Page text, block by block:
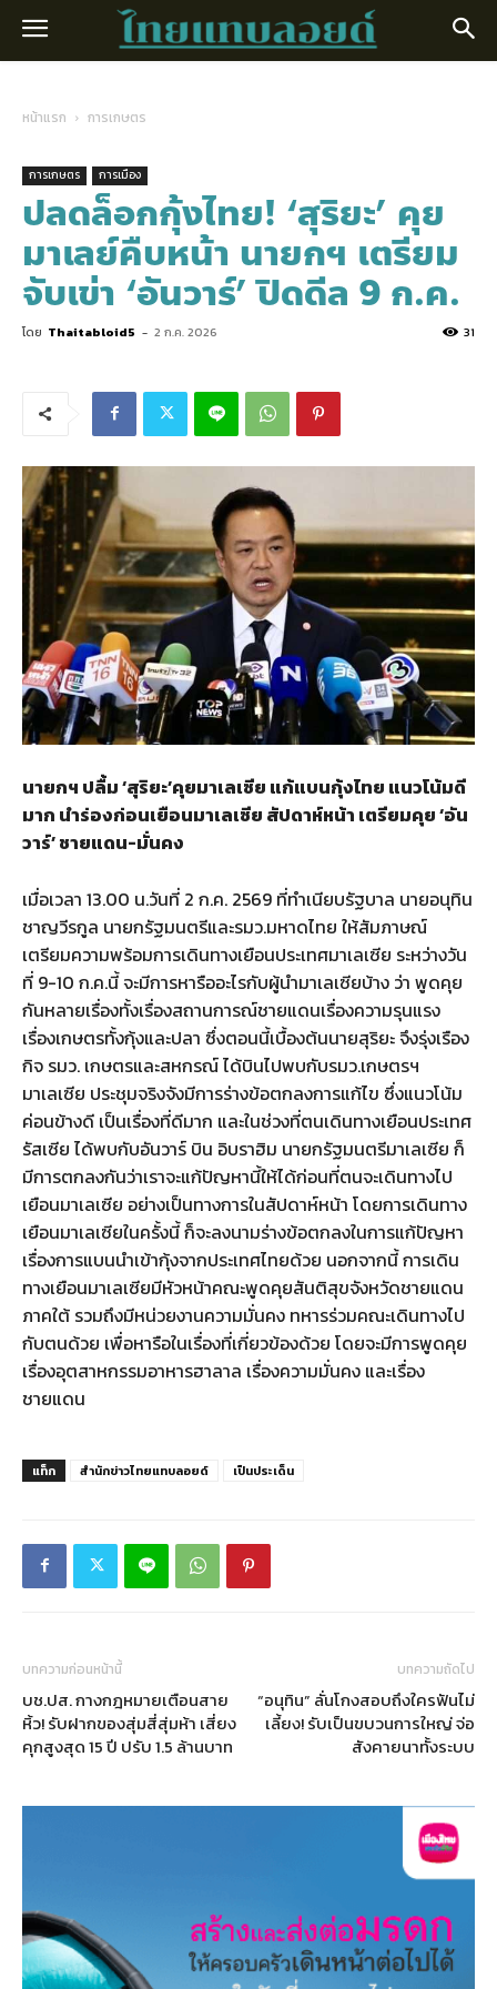
หน้าแรก การเกษตร
การเกษตร การเมือง
ปลดล็อกกุ้งไทย! ‘สุริยะ’ คุย
มาเลย์คืบหน้า นายกฯ เตรียม
จับเข่า ‘อันวาร์’ ปิดดีล 9 ก.ค.
โดย Thaitabloid5 - 2 ก.ค. 2026 31
นายกฯ ปลื้ม ‘สุริยะ’คุยมาเลเซีย แก้แบนกุ้งไทย แนวโน้มดี
มาก นำร่องก่อนเยือนมาเลเซีย สัปดาห์หน้า เตรียมคุย ‘อัน
วาร์’ ชายแดน-มั่นคง
เมื่อเวลา 13.00 น.วันที่ 2 ก.ค. 2569 ที่ทำเนียบรัฐบาล นายอนุทิน
ชาญวีรกูล นายกรัฐมนตรีและรมว.มหาดไทย ให้สัมภาษณ์
เตรียมความพร้อมการเดินทางเยือนประเทศมาเลเซีย ระหว่างวัน
ที่ 9-10 ก.ค.นี้ จะมีการหารืออะไรกับผู้นำมาเลเซียบ้าง ว่า พูดคุย
กันหลายเรื่องทั้งเรื่องสถานการณ์ชายแดนเรื่องความรุนแรง
เรื่องเกษตรทั้งกุ้งและปลา ซึ่งตอนนี้เบื้องต้นนายสุริยะ จึงรุ่งเรือง
กิจ รมว. เกษตรและสหกรณ์ ได้บินไปพบกับรมว.เกษตรฯ
มาเลเซีย ประชุมจริงจังมีการร่างข้อตกลงการแก้ไข ซึ่งแนวโน้ม
ค่อนข้างดี เป็นเรื่องที่ดีมาก และในช่วงที่ตนเดินทางเยือนประเทศ
รัสเซีย ได้พบกับอันวาร์ บิน อิบราฮิม นายกรัฐมนตรีมาเลเซีย ก็
มีการตกลงกันว่าเราจะแก้ปัญหานี้ให้ได้ก่อนที่ตนจะเดินทางไป
เยือนมาเลเซีย อย่างเป็นทางการในสัปดาห์หน้า โดยการเดินทาง
เยือนมาเลเซียในครั้งนี้ ก็จะลงนามร่างข้อตกลงในการแก้ปัญหา
เรื่องการแบนนำเข้ากุ้งจากประเทศไทยด้วย นอกจากนี้ การเดิน
ทางเยือนมาเลเซียมีหัวหน้าคณะพูดคุยสันติสุขจังหวัดชายแดน
ภาคใต้ รวมถึงมีหน่วยงานความมั่นคง ทหารร่วมคณะเดินทางไป
กับตนด้วย เพื่อหารือในเรื่องที่เกี่ยวข้องด้วย โดยจะมีการพูดคุย
เรื่องอุตสาหกรรมอาหารฮาลาล เรื่องความมั่นคง และเรื่อง
ชายแดน
แท็ก สำนักข่าวไทยแทบลอยด์ เป็นประเด็น
บทความก่อนหน้านี้
บช.ปส. กางกฎหมายเตือนสาย
หิ้ว! รับฝากของสุ่มสี่สุ่มห้า เสี่ยง
คุกสูงสุด 15 ปี ปรับ 1.5 ล้านบาท
บทความถัดไป
“อนุทิน” ลั่นโกงสอบถึงใครฟันไม่
เลี้ยง! รับเป็นขบวนการใหญ่ จ่อ
สังคายนาทั้งระบบ